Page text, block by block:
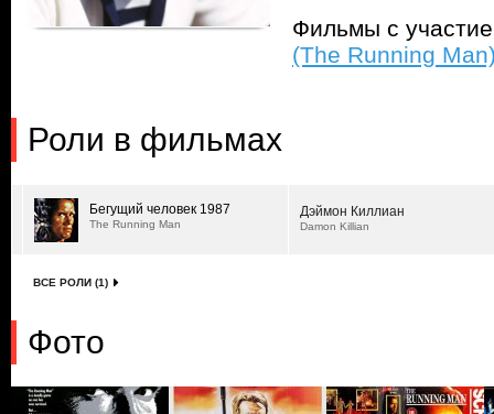
Фильмы с
(The Running
Роли в фильмах
Бегущий человек 1987
The Running Man
Дэймон Киллиан
Damon Killian
ВСЕ РОЛИ (1)
Фото